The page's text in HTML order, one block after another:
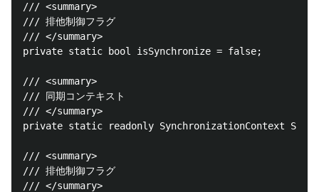
/// <summary>
/// 排他制御フラグ
/// </summary>
private static bool isSynchronize = false;
/// <summary>
/// 同期コンテキスト
/// </summary>
private static readonly SynchronizationContext
/// <summary>
/// 排他制御フラグ
/// </summary>